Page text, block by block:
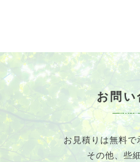
お問い
お見積りは無料で
その他、些